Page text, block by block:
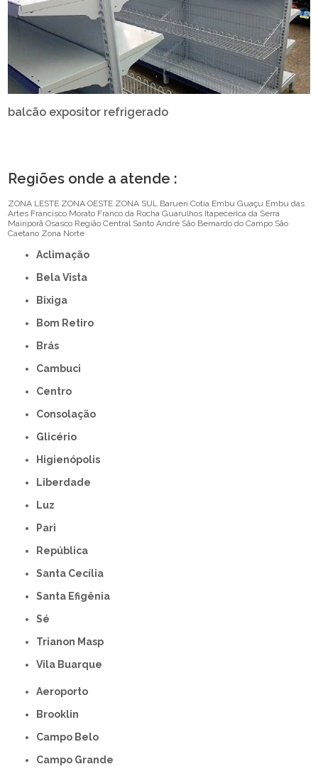
balcão expositor refrigerado
Regiões onde a atende :
ZONA LESTE ZONA OESTE ZONA SUL Barueri Cotia Embu Guaçu Embu das
Artes Francisco Morato Franco da Rocha Guarulhos Itapecerica da Serra
Mairiporã Osasco Região Central Santo André São Bernardo do Campo São
Caetano Zona Norte
Aclimação
Bela Vista
Bixiga
Bom Retiro
Brás
Cambuci
Centro
Consolação
Glicério
Higienópolis
Liberdade
Luz
Pari
República
Santa Cecília
Santa Efigênia
Sé
Trianon Masp
Vila Buarque
Aeroporto
Brooklin
Campo Belo
Campo Grande